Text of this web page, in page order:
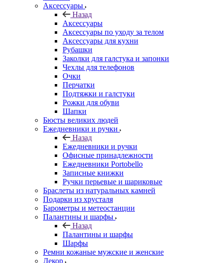
Аксессуары
Назад
Аксессуары
Аксессуары по уходу за телом
Аксессуары для кухни
Рубашки
Заколки для галстука и запонки
Чехлы для телефонов
Очки
Перчатки
Подтяжки и галстуки
Рожки для обуви
Шапки
Бюсты великих людей
Ежедневники и ручки
Назад
Ежедневники и ручки
Офисные принадлежности
Ежедневники Portobello
Записные книжки
Ручки перьевые и шариковые
Браслеты из натуральных камней
Подарки из хрусталя
Барометры и метеостанции
Палантины и шарфы
Назад
Палантины и шарфы
Шарфы
Ремни кожаные мужские и женские
Декор